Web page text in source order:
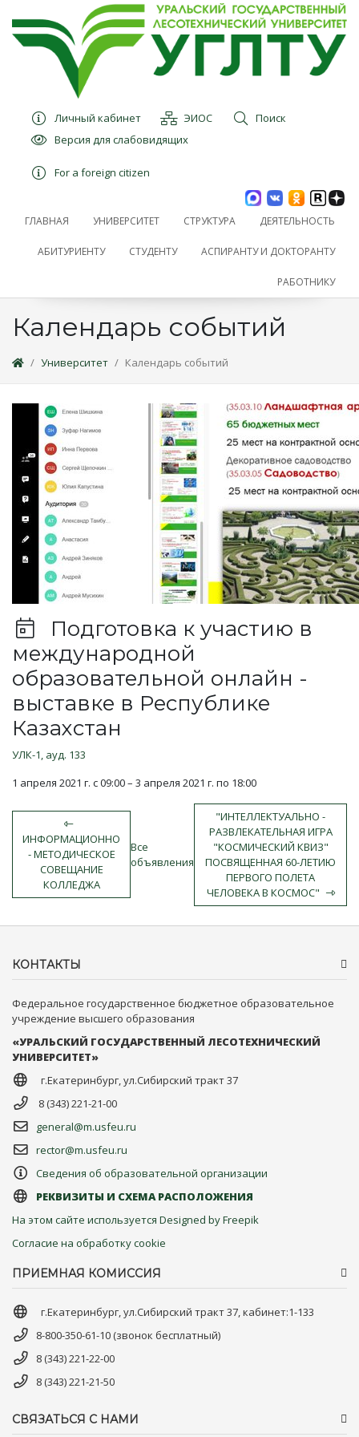
Личный кабинет ЭИОС
Поиск
Версия для слабовидящих
For a foreign citizen
ГЛАВНАЯ УНИВЕРСИТЕТ СТРУКТУРА ДЕЯТЕЛЬНОСТЬ
АБИТУРИЕНТУ СТУДЕНТУ АСПИРАНТУ И ДОКТОРАНТУ
РАБОТНИКУ
Календарь событий
Университет Календарь событий
Подготовка к участию в
международной
образовательной онлайн -
выставке в Республике
Казахстан
УЛК-1, ауд. 133
1 апреля 2021 г. c 09:00 – 3 апреля 2021 г. по 18:00
ИНФОРМАЦИОННО
- МЕТОДИЧЕСКОЕ
СОВЕЩАНИЕ
КОЛЛЕДЖА
Все
объявления
"ИНТЕЛЛЕКТУАЛЬНО -
РАЗВЛЕКАТЕЛЬНАЯ ИГРА
"КОСМИЧЕСКИЙ КВИЗ"
ПОСВЯЩЕННАЯ 60-ЛЕТИЮ
ПЕРВОГО ПОЛЕТА
ЧЕЛОВЕКА В КОСМОС"
КОНТАКТЫ
Федеральное государственное бюджетное образовательное
учреждение высшего образования
«УРАЛЬСКИЙ ГОСУДАРСТВЕННЫЙ ЛЕСОТЕХНИЧЕСКИЙ
УНИВЕРСИТЕТ»
г.Екатеринбург, ул.Сибирский тракт 37
8 (343) 221-21-00
general@m.usfeu.ru
rector@m.usfeu.ru
Сведения об образовательной организации
РЕКВИЗИТЫ И СХЕМА РАСПОЛОЖЕНИЯ
На этом сайте используется Designed by Freepik
Согласие на обработку cookie
ПРИЕМНАЯ КОМИССИЯ
г.Екатеринбург, ул.Сибирский тракт 37, кабинет:1-133
8-800-350-61-10 (звонок бесплатный)
8 (343) 221-22-00
8 (343) 221-21-50
СВЯЗАТЬСЯ С НАМИ